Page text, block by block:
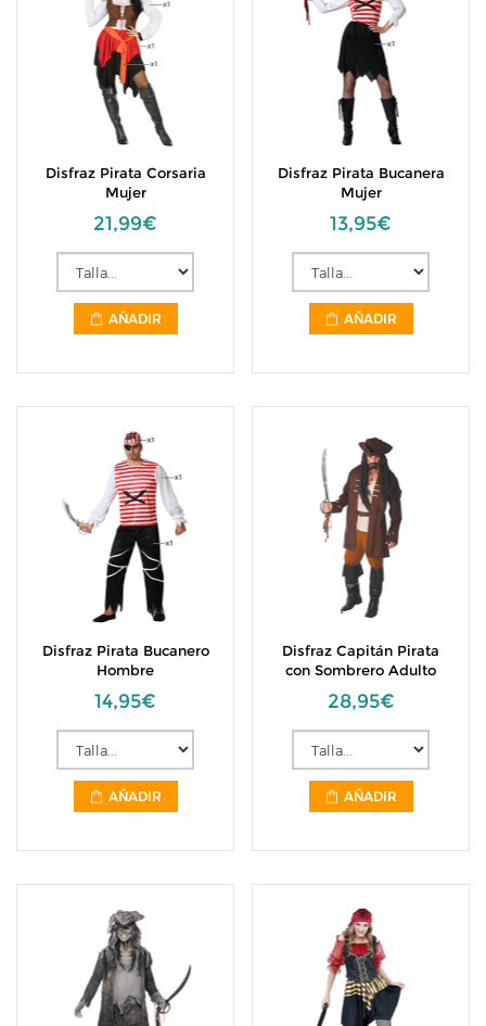
Disfraz Pirata Corsaria
Mujer
21,99€
AÑADIR
Disfraz Pirata Bucanera
Mujer
13,95€
AÑADIR
Disfraz Pirata Bucanero
Hombre
14,95€
AÑADIR
Disfraz Capitán Pirata
con Sombrero Adulto
28,95€
AÑADIR